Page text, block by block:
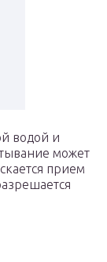
водой и
может
прием